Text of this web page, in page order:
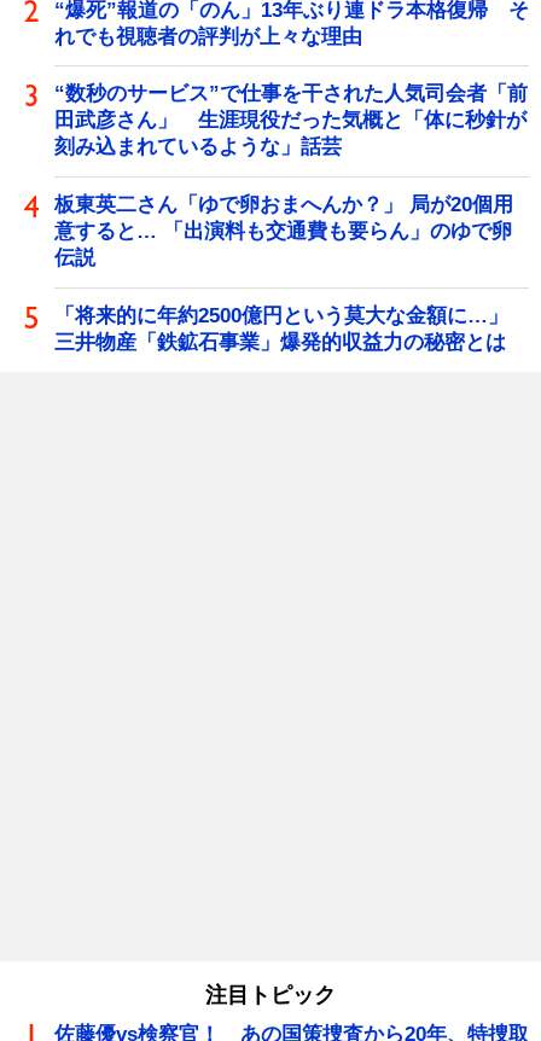
“爆死”報道の「のん」13年ぶり連ドラ本格復帰 そ
れでも視聴者の評判が上々な理由
“数秒のサービス”で仕事を干された人気司会者「前
田武彦さん」 生涯現役だった気概と「体に秒針が
刻み込まれているような」話芸
板東英二さん「ゆで卵おまへんか？」 局が20個用
意すると… 「出演料も交通費も要らん」のゆで卵
伝説
「将来的に年約2500億円という莫大な金額に…」
三井物産「鉄鉱石事業」爆発的収益力の秘密とは
注目トピック
佐藤優vs検察官！ あの国策捜査から20年、特捜取